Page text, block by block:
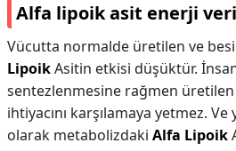
Alfa lipoik asit enerji
Vücutta normalde üretilen ve
LipoikAsitin etkisi düşüktür.
sentezlenmesine rağmen
ihtiyacını karşılamaya yetmez. Ve
olarak metabolizdaki Alfa Lipoik